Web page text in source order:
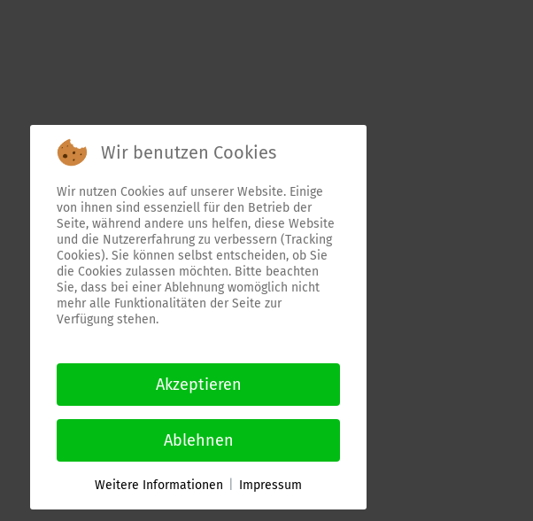
Wir benutzen Cookies
Wir nutzen Cookies auf unserer Website. Einige
von ihnen sind essenziell für den Betrieb der
Seite, während andere uns helfen, diese Website
und die Nutzererfahrung zu verbessern (Tracking
Cookies). Sie können selbst entscheiden, ob Sie
die Cookies zulassen möchten. Bitte beachten
Sie, dass bei einer Ablehnung womöglich nicht
mehr alle Funktionalitäten der Seite zur
Verfügung stehen.
Akzeptieren
Ablehnen
Weitere Informationen Impressum